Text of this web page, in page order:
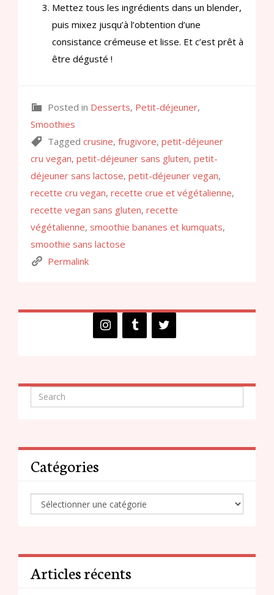
Mettez tous les ingrédients dans un blender,
puis mixez jusqu’à l’obtention d’une
consistance crémeuse et lisse. Et c’est prêt à
être dégusté !
Posted in Desserts, Petit-déjeuner,
Smoothies
Tagged crusine, frugivore, petit-déjeuner
cru vegan, petit-déjeuner sans gluten, petit-
déjeuner sans lactose, petit-déjeuner vegan,
recette cru vegan, recette crue et végétalienne,
recette vegan sans gluten, recette
végétalienne, smoothie bananes et kumquats,
smoothie sans lactose
Permalink
Catégories
Articles récents